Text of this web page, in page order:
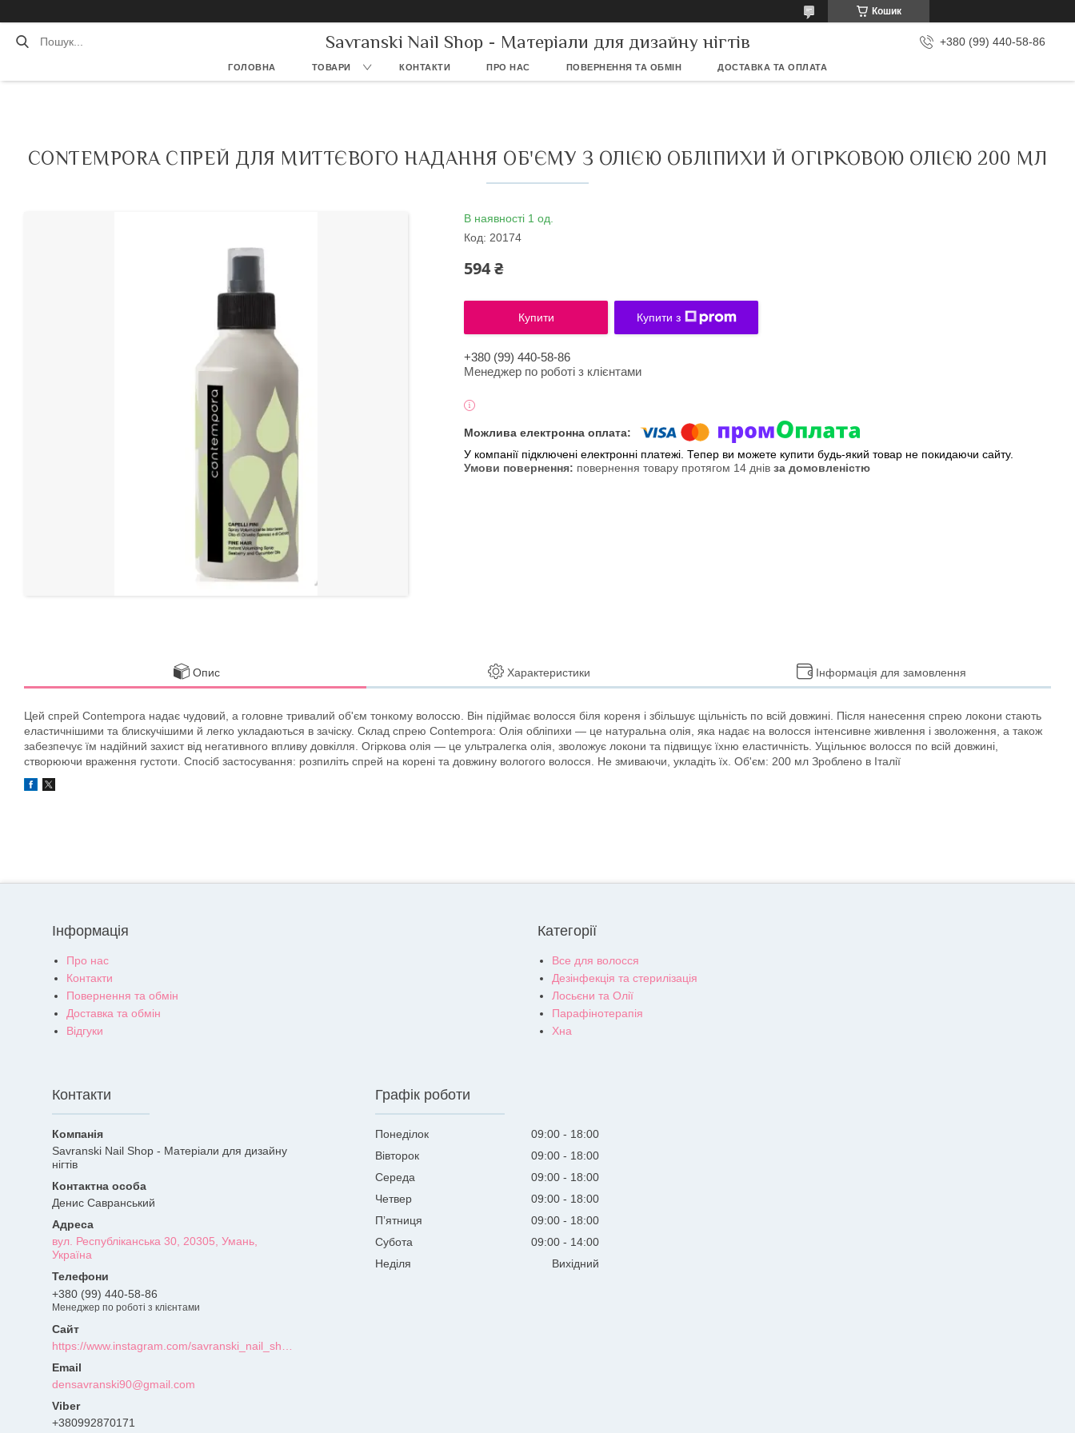
Кошик
Savranski Nail Shop - Матеріали для дизайну нігтів +380 (99) 440-58-86
ГОЛОВНА ТОВАРИ КОНТАКТИ ПРО НАС ПОВЕРНЕННЯ ТА ОБМІН ДОСТАВКА ТА ОПЛАТА
CONTEMPORA СПРЕЙ ДЛЯ МИТТЄВОГО НАДАННЯ ОБ'ЄМУ З ОЛІЄЮ ОБЛІПИХИ Й ОГІРКОВОЮ ОЛІЄЮ 200 МЛ
В наявності 1 од.
Код: 20174
594 ₴
Купити Купити з
+380 (99) 440-58-86
Менеджер по роботі з клієнтами
У компанії підключені електронні платежі. Тепер ви можете купити будь-який товар не покидаючи сайту.
повернення товару протягом 14 днів за домовленістю
Опис Характеристики Інформація для замовлення
Цей спрей Contempora надає чудовий, а головне тривалий об'єм тонкому волоссю. Він підіймає волосся біля кореня і збільшує щільність по всій довжині. Після нанесення спрею локони стають
еластичнішими та блискучішими й легко укладаються в зачіску. Склад спрею Contempora: Олія обліпихи — це натуральна олія, яка надає на волосся інтенсивне живлення і зволоження, а також
забезпечує їм надійний захист від негативного впливу довкілля. Огіркова олія — це ультралегка олія, зволожує локони та підвищує їхню еластичність. Ущільнює волосся по всій довжині,
створюючи враження густоти. Спосіб застосування: розпиліть спрей на корені та довжину вологого волосся. Не змиваючи, укладіть їх. Об'єм: 200 мл Зроблено в Італії
Інформація
Про нас
Контакти
Повернення та обмін
Доставка та обмін
Відгуки
Категорії
Все для волосся
Дезінфекція та стерилізація
Лосьєни та Олії
Парафінотерапія
Хна
Контакти
Savranski Nail Shop - Матеріали для дизайну
нігтів
Денис Савранський
вул. Республіканська 30, 20305, Умань,
Україна
+380 (99) 440-58-86
Менеджер по роботі з клієнтами
densavranski90@gmail.com
+380992870171
Графік роботи
Понеділок 09:00
18:00
Вівторок
09:00
18:00
Середа
09:00
18:00
Четвер
09:00
18:00
Пʼятниця
09:00
18:00
Субота
09:00
14:00
Неділя
Вихідний